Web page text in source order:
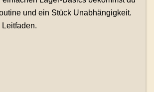
und ein Stück Unabhängigkeit.
Leitfaden.